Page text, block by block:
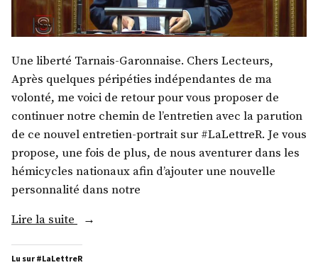
Une liberté Tarnais-Garonnaise. Chers Lecteurs,
Après quelques péripéties indépendantes de ma
volonté, me voici de retour pour vous proposer de
continuer notre chemin de l’entretien avec la parution
de ce nouvel entretien-portrait sur #LaLettreR. Je vous
propose, une fois de plus, de nous aventurer dans les
hémicycles nationaux afin d’ajouter une nouvelle
personnalité dans notre
Lire la suite
« M.
Antoine
Lu sur #LaLettreR